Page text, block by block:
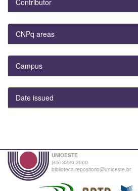
CNPq areas
Campus
Date issued
UNIOESTE
(45) 3220-3000
biblioteca.repositorio@unioeste.br